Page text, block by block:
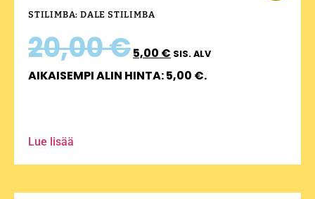
STILIMBA: DALE STILIMBA
20,00€5,00 € SIS. ALV
AIKAISEMPI ALIN HINTA:5,00 €.
Lue lisää